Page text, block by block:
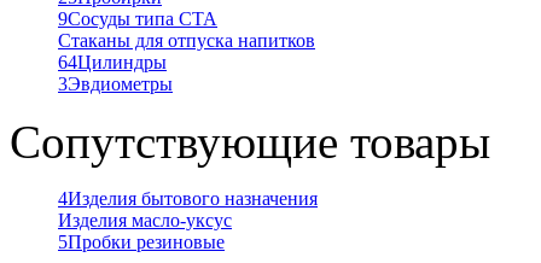
9Сосуды типа СТА
Стаканы для отпуска напитков
64Цилиндры
3Эвдиометры
Сопутствующие товары
4Изделия бытового назначения
Изделия масло-уксус
5Пробки резиновые